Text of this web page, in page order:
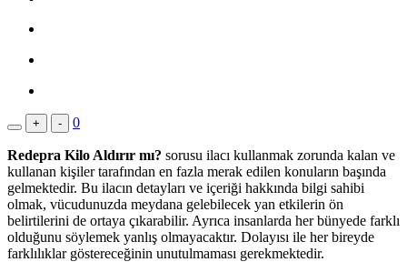
+ - 0
Redepra Kilo Aldırır mı? sorusu ilacı kullanmak zorunda kalan ve
kullanan kişiler tarafından en fazla merak edilen konuların başında
gelmektedir. Bu ilacın detayları ve içeriği hakkında bilgi sahibi
olmak, vücudunuzda meydana gelebilecek yan etkilerin ön
belirtilerini de ortaya çıkarabilir. Ayrıca insanlarda her bünyede farklı
olduğunu söylemek yanlış olmayacaktır. Dolayısı ile her bireyde
farklılıklar göstereceğinin unutulmaması gerekmektedir.